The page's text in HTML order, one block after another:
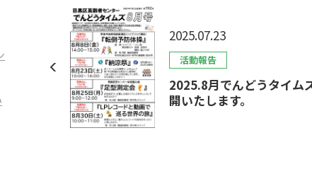
2025.07.23
活動報告
2025.8月でんどうタイム
開いたします。